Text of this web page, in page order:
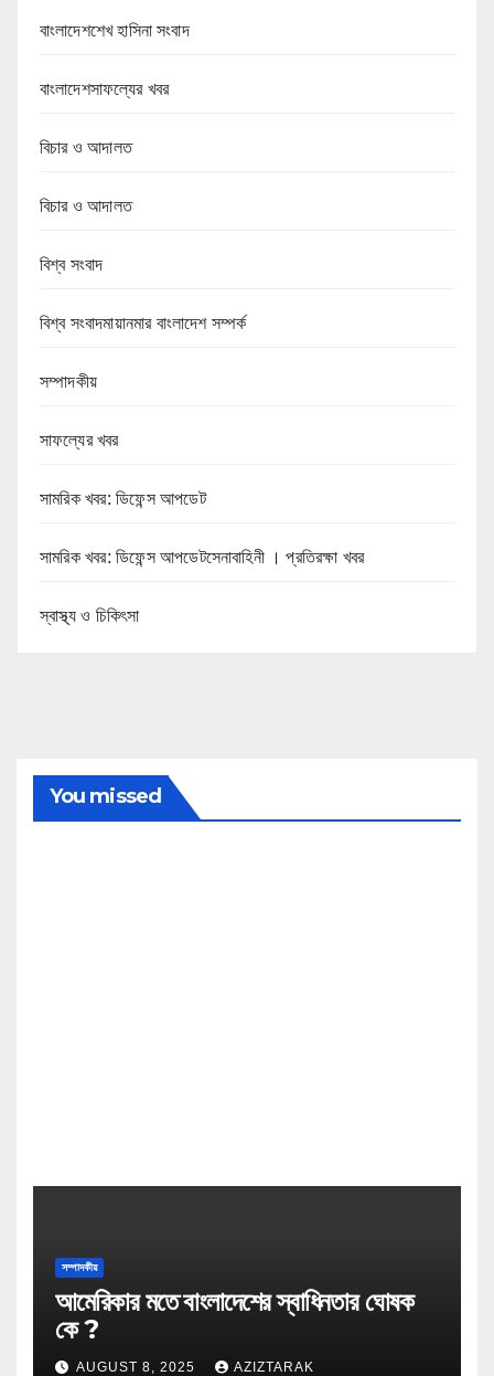
বাংলাদেশশেখ হাসিনা সংবাদ
বাংলাদেশসাফল্যের খবর
বিচার ও আদালত
বিচার ও আদালত
বিশ্ব সংবাদ
বিশ্ব সংবাদমায়ানমার বাংলাদেশ সম্পর্ক
সম্পাদকীয়
সাফল্যের খবর
সামরিক খবর: ডিফেন্স আপডেট
সামরিক খবর: ডিফেন্স আপডেটসেনাবাহিনী । প্রতিরক্ষা খবর
স্বাস্থ্য ও চিকিৎসা
You missed
সম্পাদকীয়
আমেরিকার মতে বাংলাদেশের স্বাধিনতার ঘোষক
কে ?
AUGUST 8, 2025 AZIZTARAK